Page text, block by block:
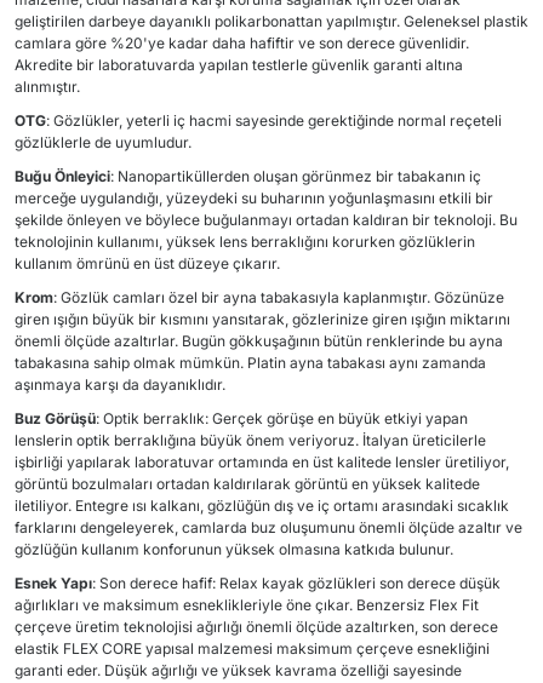
geliştirilen darbeye dayanıklı polikarbonattan yapılmıştır. Geleneksel plastik
camlara göre %20'ye kadar daha hafiftir ve son derece güvenlidir.
Akredite bir laboratuvarda yapılan testlerle güvenlik garanti altına
alınmıştır.
OTG: Gözlükler, yeterli iç hacmi sayesinde gerektiğinde normal reçeteli
gözlüklerle de uyumludur.
Buğu Önleyici: Nanopartiküllerden oluşan görünmez bir tabakanın iç
merceğe uygulandığı, yüzeydeki su buharının yoğunlaşmasını etkili bir
şekilde önleyen ve böylece buğulanmayı ortadan kaldıran bir teknoloji. Bu
teknolojinin kullanımı, yüksek lens berraklığını korurken gözlüklerin
kullanım ömrünü en üst düzeye çıkarır.
Krom: Gözlük camları özel bir ayna tabakasıyla kaplanmıştır. Gözünüze
giren ışığın büyük bir kısmını yansıtarak, gözlerinize giren ışığın miktarını
önemli ölçüde azaltırlar. Bugün gökkuşağının bütün renklerinde bu ayna
tabakasına sahip olmak mümkün. Platin ayna tabakası aynı zamanda
aşınmaya karşı da dayanıklıdır.
Buz Görüşü: Optik berraklık: Gerçek görüşe en büyük etkiyi yapan
lenslerin optik berraklığına büyük önem veriyoruz. İtalyan üreticilerle
işbirliği yapılarak laboratuvar ortamında en üst kalitede lensler üretiliyor,
görüntü bozulmaları ortadan kaldırılarak görüntü en yüksek kalitede
iletiliyor. Entegre ısı kalkanı, gözlüğün dış ve iç ortamı arasındaki sıcaklık
farklarını dengeleyerek, camlarda buz oluşumunu önemli ölçüde azaltır ve
gözlüğün kullanım konforunun yüksek olmasına katkıda bulunur.
Esnek Yapı: Son derece hafif: Relax kayak gözlükleri son derece düşük
ağırlıkları ve maksimum esneklikleriyle öne çıkar. Benzersiz Flex Fit
çerçeve üretim teknolojisi ağırlığı önemli ölçüde azaltırken, son derece
elastik FLEX CORE yapısal malzemesi maksimum çerçeve esnekliğini
garanti eder. Düşük ağırlığı ve yüksek kavrama özelliği sayesinde